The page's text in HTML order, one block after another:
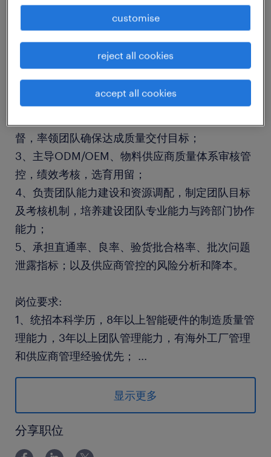
职位概述
岗位职责:
1、统筹管理PQE、SQE团队，管理20余家外包工
厂以及物料供应商，建立超越同行的供应商品质管
理体系；
督，率领团队确保达成质量交付目标；
3、主导ODM/OEM、物料供应商质量体系审核管
控，绩效考核，选育用留；
4、负责团队能力建设和资源调配，制定团队目标
及考核机制，培养建设团队专业能力与跨部门协作
能力；
5、承担直通率、良率、验货批合格率、批次问题
泄露指标；以及供应商管控的风险分析和降本。
岗位要求:
1、统招本科学历，8年以上智能硬件的制造质量管
理能力，3年以上团队管理能力，有海外工厂管理
和供应商管理经验优先； ...
2、较强的领导力和抗压能力，良好的问题根因分
析和复杂问题解决能力；能独立决策并推动工厂质
量体系变革；
3.、适应出差，极强的目标导向意识，有能力获取
资源解决质量问题，使命必达的工作精神。
显示更多
分享职位
customise
reject all cookies
accept all cookies